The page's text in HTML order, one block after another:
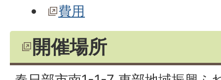
費用
開催場所